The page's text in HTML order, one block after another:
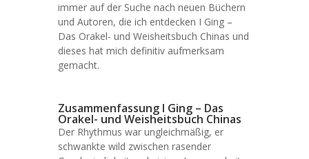
immer auf der Suche nach neuen Büchern
und Autoren, die ich entdecken I Ging –
Das Orakel- und Weisheitsbuch Chinas und
dieses hat mich definitiv aufmerksam
gemacht.
Zusammenfassung I Ging – Das
Orakel- und Weisheitsbuch Chinas
Der Rhythmus war ungleichmäßig, er
schwankte wild zwischen rasender